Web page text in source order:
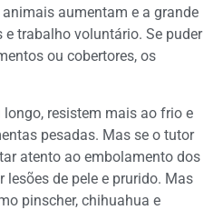
aumentam e a grande
trabalho voluntário. Se puder
ou cobertores, os
resistem mais ao frio e
pesadas. Mas se o tutor
atento ao embolamento dos
lesões de pele e prurido. Mas
pinscher, chihuahua e